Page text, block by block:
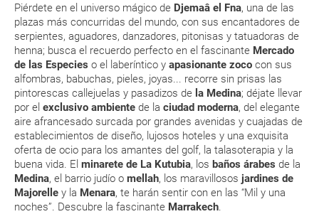
Piérdete en el universo mágico de Djemaâ el Fna, una de las
plazas más concurridas del mundo, con sus encantadores de
serpientes, aguadores, danzadores, pitonisas y tatuadoras de
henna; busca el recuerdo perfecto en el fascinante Mercado
de las Especies o el laberíntico y apasionante zoco con sus
alfombras, babuchas, pieles, joyas... recorre sin prisas las
pintorescas callejuelas y pasadizos de la Medina; déjate llevar
por el exclusivo ambiente de la ciudad moderna, del elegante
aire afrancesado surcada por grandes avenidas y cuajadas de
establecimientos de diseño, lujosos hoteles y una exquisita
oferta de ocio para los amantes del golf, la talasoterapia y la
buena vida. El minarete de La Kutubia, los baños árabes de la
Medina, el barrio judío o mellah, los maravillosos jardines de
Majorelle y la Menara, te harán sentir con en las “Mil y una
noches”. Descubre la fascinante Marrakech
generar una anulación o modificación del viaje?
¿Qué caducidad debe tener mi pasaporte para ir
a...?
¿Con cuánta antelación tengo que estar en el
aeropuerto?
RESERVAR ¿Cómo puedo reservar un viaje de
paquete vacacional en la página web?
Al realizar la reserva, uno de los servicios ha